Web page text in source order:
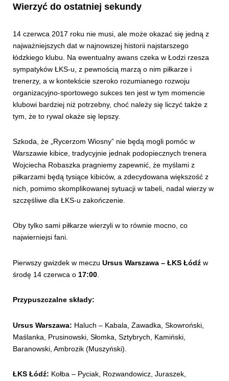
Wierzyć do ostatniej sekundy
14 czerwca 2017 roku nie musi, ale może okazać się jedną z
najważniejszych dat w najnowszej historii najstarszego
łódzkiego klubu. Na ewentualny awans czeka w Łodzi rzesza
sympatyków ŁKS-u, z pewnością marzą o nim piłkarze i
trenerzy, a w kontekście szeroko rozumianego rozwoju
organizacyjno-sportowego sukces ten jest w tym momencie
klubowi bardziej niż potrzebny, choć należy się liczyć także z
tym, że to rywal okaże się lepszy.
Szkoda, że „Rycerzom Wiosny” nie będą mogli pomóc w
Warszawie kibice, tradycyjnie jednak podopiecznych trenera
Wojciecha Robaszka pragniemy zapewnić, że myślami z
piłkarzami będą tysiące kibiców, a zdecydowana większość z
nich, pomimo skomplikowanej sytuacji w tabeli, nadal wierzy w
szczęśliwe dla ŁKS-u zakończenie.
Oby tylko sami piłkarze wierzyli w to równie mocno, co
najwierniejsi fani.
Pierwszy gwizdek w meczu Ursus Warszawa – ŁKS Łódź w
środę 14 czerwca o 17:00
Przypuszczalne składy:
Ursus Warszawa: Haluch – Kabala, Zawadka, Skowroński,
Maślanka, Prusinowski, Słomka, Sztybrych, Kamiński,
Baranowski, Ambrozik (Muszyński).
ŁKS Łódź: Kołba – Pyciak, Rozwandowicz, Juraszek,